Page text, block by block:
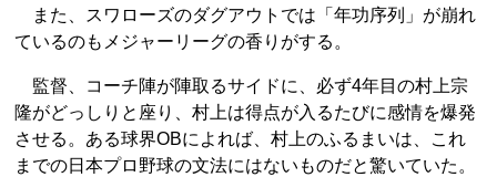
また、スワローズのダグアウトでは「年功序列」が崩れ
ているのもメジャーリーグの香りがする。
監督、コーチ陣が陣取るサイドに、必ず4年目の村上宗
隆がどっしりと座り、村上は得点が入るたびに感情を爆発
させる。ある球界OBによれば、村上のふるまいは、これ
までの日本プロ野球の文法にはないものだと驚いていた。